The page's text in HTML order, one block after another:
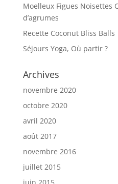
Moelleux Figues Noisettes
d’agrumes
Recette Coconut Bliss Balls
Séjours Yoga, Où partir ?
Archives
novembre 2020
octobre 2020
avril 2020
août 2017
novembre 2016
juillet 2015